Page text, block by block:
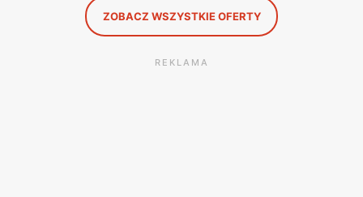
ZOBACZ WSZYSTKIE OFERTY
REKLAMA